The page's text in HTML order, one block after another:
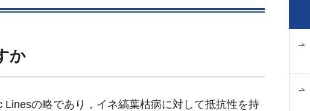
か
の略であり，イネ縞葉枯病に対して抵抗性を持